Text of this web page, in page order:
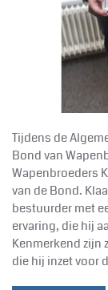
Tijdens de
Bond van
Wapenbroeders
van de Bond.
bestuurder met
ervaring, die hij
Kenmerkend
die hij inzet voor